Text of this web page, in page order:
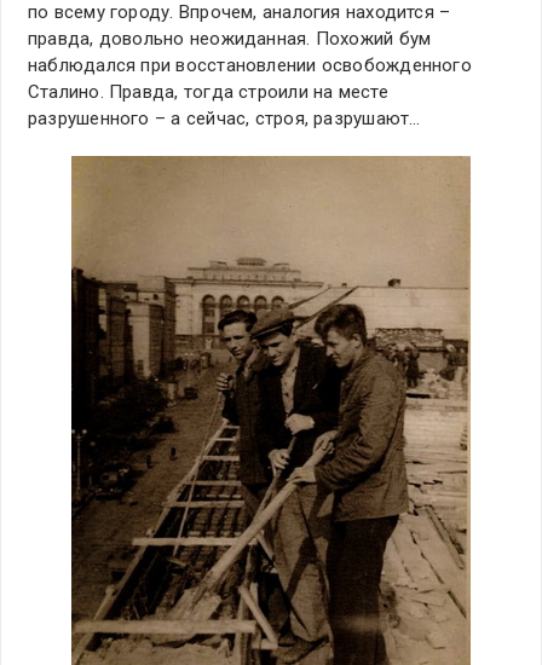
по всему городу. Впрочем, аналогия находится –
правда, довольно неожиданная. Похожий бум
наблюдался при восстановлении освобожденного
Сталино. Правда, тогда строили на месте
разрушенного – а сейчас, строя, разрушают…